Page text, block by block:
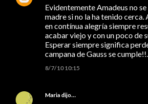
Evidentemente Amadeus no
madre si no la ha tenido cerca.
en contínua alegría siempre
acabar viejo y con un poco de
Esperar siempre significa
campana de Gauss se
8/7/10 10:15
Maria dijo…